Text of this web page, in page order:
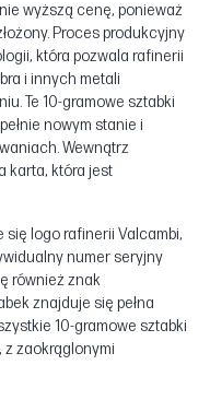
wyższą cenę, ponieważ
Proces produkcyjny
która pozwala rafinerii
i innych metali
Te 10-gramowe sztabki
nowym stanie i
Wewnątrz
karta, która jest
logo rafinerii Valcambi,
numer seryjny
również znak
znajduje się pełna
10-gramowe sztabki
z zaokrąglonymi